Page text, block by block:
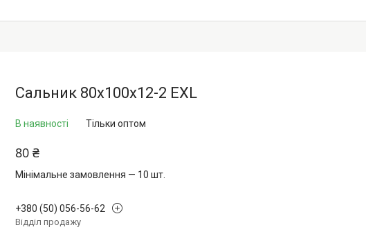
Сальник 80х100х12-2 EXL
В наявності Тільки оптом
80 ₴
Мінімальне замовлення — 10 шт.
+380 (50) 056-56-62
Відділ продажу